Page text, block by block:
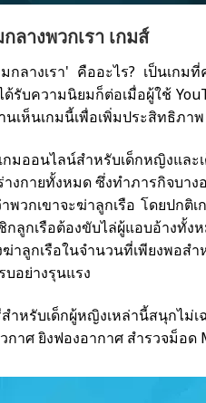
ลางพวกเรา เกมส์
ลางเรา' คืออะไร? เป็นเกม
ด้รับความนิยมก็ต่อเมื่อผู้ใช้
เห็นเกมนี้เพื่อเพิ่มประสิทธิภา
มออนไลน์สำหรับเด็กหญิงแล
งกายทั้งหมด ซึ่งทำภารกิจบาง
พวกเขาจะฆ่าลูกเรือ โดยปกติ
ลูกเรือต้องขับไล่ผู้แอบอ้างทั้
ฆ่าลูกเรือในจำนวนที่เพียง
บอย่างรุนแรง
ำหรับเด็กผู้หญิงเหล่านี้สนุกไ
กาศ ยิงฟองอากาศ สำรวจม็